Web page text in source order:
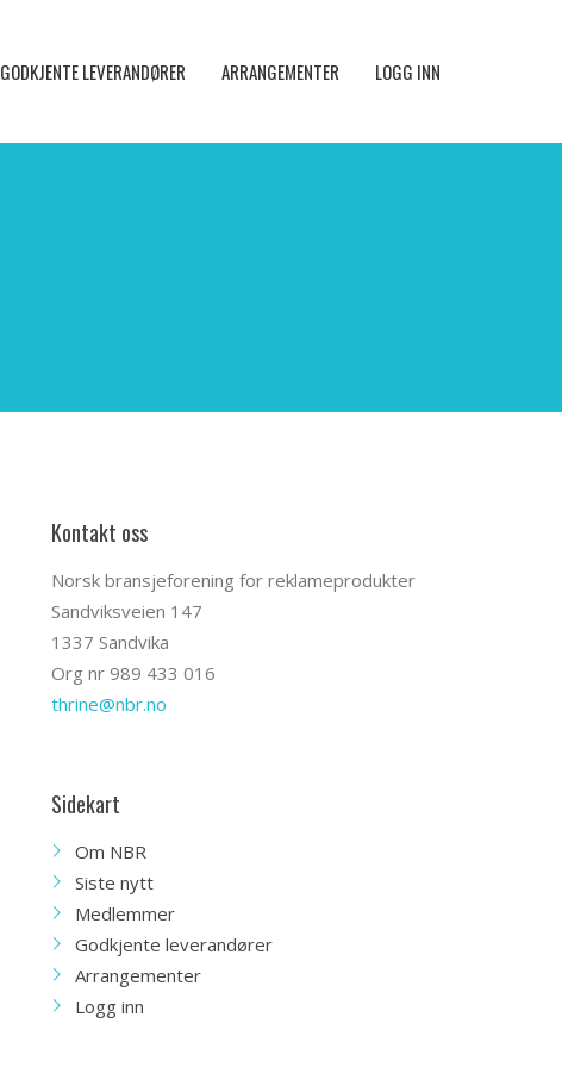
GODKJENTE LEVERANDØRER ARRANGEMENTER LOGG INN
Kontakt oss
Norsk bransjeforening for reklameprodukter
Sandviksveien 147
1337 Sandvika
Org nr 989 433 016
thrine@nbr.no
Sidekart
Om NBR
Siste nytt
Medlemmer
Godkjente leverandører
Arrangementer
Logg inn